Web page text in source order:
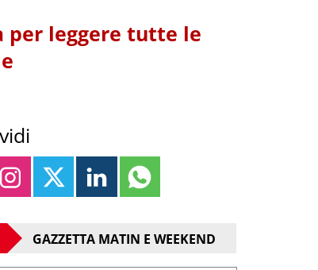
per leggere tutte le
GAZZETTA MATIN E WEEKEND